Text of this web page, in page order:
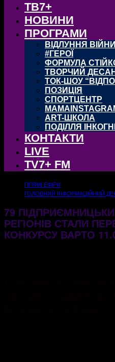
ТВ7+
НОВИНИ
ПРОГРАМИ
ВІДЛУННЯ ВІЙНИ
#ГЕРОЇ
ФОРМУЛА
ТВОРЧИЙ
ТОК-ШОУ
ПОЗИЦІЯ
СПОРТЦЕНТР
ART-ШКОЛА
ПОДІЛЛЯ
КОНТАКТИ
LIVE
TV7+ FM
ПРЯМІ ЕФІРИ
ГОЛОВНИЙ ІНФОРМАЦІЙНИЙ
79
РЕГІОНІВ СТАЛИ
КОНКУРСУ ВАРТО